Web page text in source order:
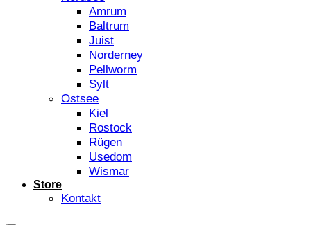
Amrum
Baltrum
Juist
Norderney
Pellworm
Sylt
Ostsee
Kiel
Rostock
Rügen
Usedom
Wismar
Store
Kontakt